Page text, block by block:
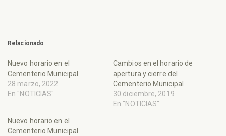
Relacionado
Nuevo horario en el
Cementerio Municipal
28 marzo, 2022
En "NOTICIAS"
Cambios en el horario de
apertura y cierre del
Cementerio Municipal
30 diciembre, 2019
En "NOTICIAS"
Nuevo horario en el
Cementerio Municipal